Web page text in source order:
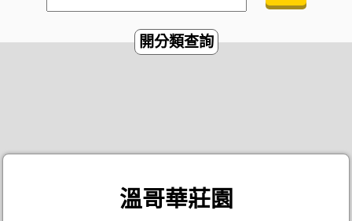
開分類查詢
溫哥華莊園